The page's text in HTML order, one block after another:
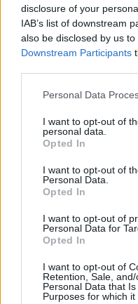
disclosure of your
IAB’s list of downstream
also be disclosed by us
Downstream Participants
Personal Data
I want to opt-out of
personal data.
Opted In
I want to opt-out of
Personal Data.
Opted In
I want to opt-out of
Personal Data for
Opted In
I want to opt-out of
Retention, Sale,
Personal Data that
Purposes for which it
Båtmagasinet er
arbeider etter
det
Ansvarlig
Journalist: